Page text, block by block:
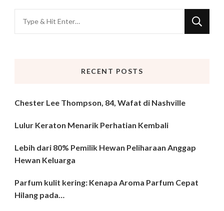
for
RECENT POSTS
Chester Lee Thompson, 84, Wafat di Nashville
Lulur Keraton Menarik Perhatian Kembali
Lebih dari 80% Pemilik Hewan Peliharaan Anggap
Hewan Keluarga
Parfum kulit kering: Kenapa Aroma Parfum Cepat
Hilang pada…